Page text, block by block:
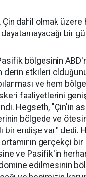
Çin dahil olmak
dayatamayacağı bir
bölgesinin
derin etkileri
ve hem
faaliyetlerini
Hegseth, "Çin'in
bölgede ve
bir endişe var" dedi.
gerçekçi bir
ve Pasifik'in
edilmesinin